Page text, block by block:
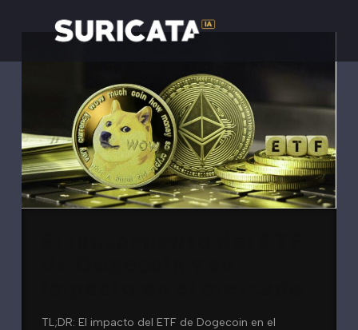
TL;DR: El impacto del ETF de Dogecoin en el